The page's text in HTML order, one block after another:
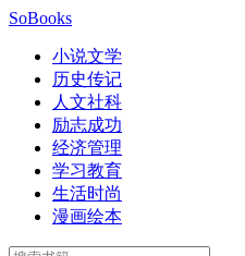
SoBooks
小说文学
历史传记
人文社科
励志成功
经济管理
学习教育
生活时尚
漫画绘本